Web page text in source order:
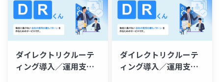
ダイレクトリクルーテ
ィング導入／運用支援
ダイレクトリクルーテ
ィング導入／運用支援